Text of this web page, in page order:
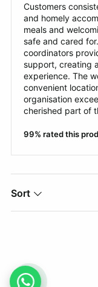
Customers
and homely
meals and
safe and cared
coordinators
support, creating
experience. The
convenient
organisation
cherished part of
99% rated this
Sort
RW